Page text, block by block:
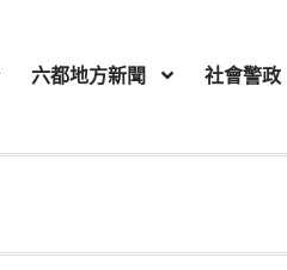
六都地方新聞 社會警政